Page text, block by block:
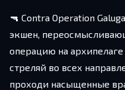
🔫 Contra Operation
экшен,
операцию на архипелаге
стреляй во всех
проходи насыщенные